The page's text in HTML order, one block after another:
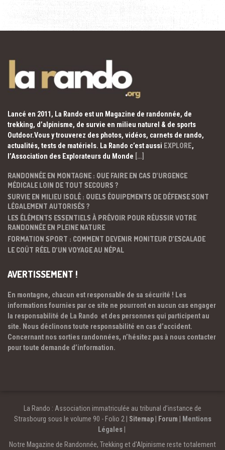
Lancé en 2011, La Rando est un Magazine de randonnée, de
trekking, d’alpinisme, de survie en milieu naturel & de sports
Outdoor.Vous y trouverez des photos, vidéos, carnets de rando,
actualités, tests de matériels. La Rando c’est aussi EXPLORE,
l’Association des Explorateurs du Monde […]
RANDONNÉE EN MONTAGNE : QUE FAIRE EN CAS D’URGENCE
MÉDICALE LOIN DE TOUT SECOURS ?
SURVIE EN MILIEU ISOLÉ : QUELS ÉQUIPEMENTS DE DÉFENSE SONT
LÉGALEMENT AUTORISÉS ?
LES ÉLÉMENTS ESSENTIELS À PRÉVOIR POUR RÉUSSIR VOTRE
RANDONNÉE EN PLEINE NATURE
FORMATION SPORT : COMMENT DEVENIR MONITEUR D’ESCALADE
LE COÛT RÉEL D’UN VOYAGE AU NÉPAL
AVERTISSEMENT !
En montagne, chacun est responsable de sa sécurité ! Les
informations fournies par ce site ne pourront en aucun cas engager
la responsabilité de La Rando et des personnes qui participent au
site. Nous déclinons toute responsabilité en cas d’accident.
Concernant nos sorties randonnées, n’hésitez pas à nous contacter
pour toute demande d’information.
La Rando : Association immatriculée au tribunal d’instance de
Strasbourg sous le volume 90 - Folio 2 | Sitemap| Forum
Mentions
Légales
Notre Magazine de Randonnée, Trekking et d'Alpinisme reste totalement